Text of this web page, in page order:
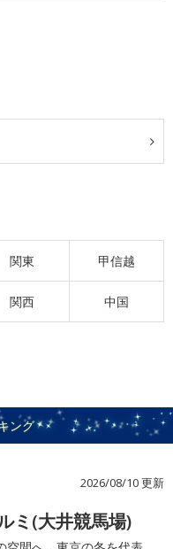
関東 甲信越
関西 中国
ング
2026/08/10 更新
ミ(大井競馬場)